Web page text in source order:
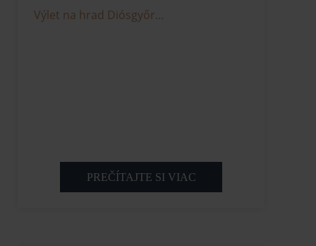
Výlet na hrad Diósgyőr…
PREČÍTAJTE SI VIAC